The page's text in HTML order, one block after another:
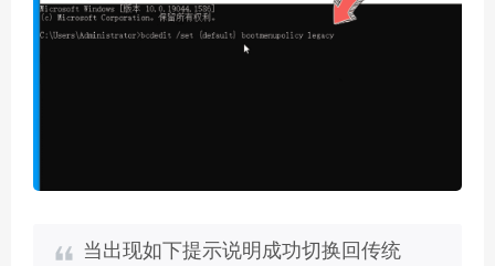
当出现如下提示说明成功切换回传统